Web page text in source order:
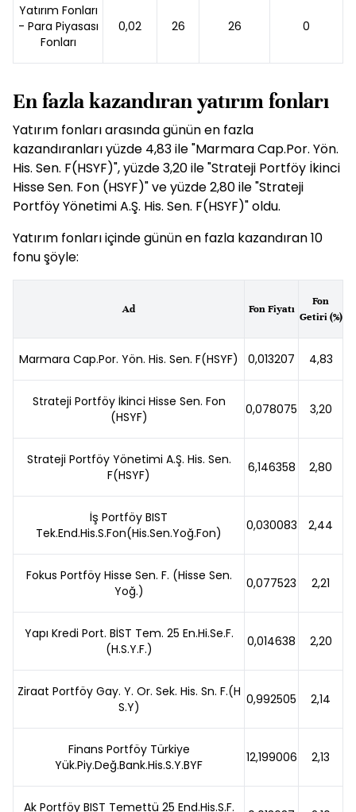
Yatırım Fonları
- Para Piyasası
Fonları
0,02 26 26 0
En fazla kazandıran yatırım fonları
Yatırım fonları arasında günün en fazla
kazandıranları yüzde 4,83 ile "Marmara Cap.Por. Yön.
His. Sen. F(HSYF)", yüzde 3,20 ile "Strateji Portföy İkinci
Hisse Sen. Fon (HSYF)" ve yüzde 2,80 ile "Strateji
Portföy Yönetimi A.Ş. His. Sen. F(HSYF)" oldu.
Yatırım fonları içinde günün en fazla kazandıran 10
fonu şöyle:
Ad Fon Fiyatı
Fon
Getiri (%)
Marmara Cap.Por. Yön. His. Sen. F(HSYF) 0,013207 4,83
Strateji Portföy İkinci Hisse Sen. Fon
(HSYF)
0,078075 3,20
Strateji Portföy Yönetimi A.Ş. His. Sen.
F(HSYF)
6,146358 2,80
İş Portföy BIST
Tek.End.His.S.Fon(His.Sen.Yoğ.Fon)
0,030083 2,44
Fokus Portföy Hisse Sen. F. (Hisse Sen.
Yoğ.)
0,077523 2,21
Yapı Kredi Port. BİST Tem. 25 En.Hi.Se.F.
(H.S.Y.F.)
0,014638 2,20
Ziraat Portföy Gay. Y. Or. Sek. His. Sn. F.(H
S.Y)
0,992505 2,14
Finans Portföy Türkiye
Yük.Piy.Değ.Bank.His.S.Y.BYF
12,199006 2,13
Ak Portföy BIST Temettü 25 End.His.S.F.